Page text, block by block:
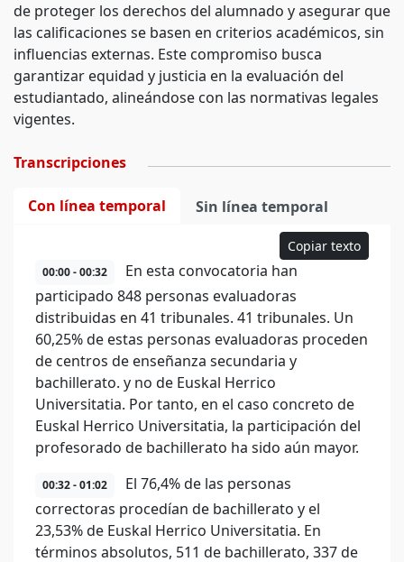
de proteger los derechos del alumnado y asegurar que
las calificaciones se basen en criterios académicos, sin
influencias externas. Este compromiso busca
garantizar equidad y justicia en la evaluación del
estudiantado, alineándose con las normativas legales
vigentes.
Transcripciones
Con línea temporal Sin línea temporal
Copiar texto
00:00 - 00:32
En esta convocatoria han
participado 848 personas evaluadoras
distribuidas en 41 tribunales. 41 tribunales. Un
60,25% de estas personas evaluadoras proceden
de centros de enseñanza secundaria y
bachillerato. y no de Euskal Herrico
Universitatia. Por tanto, en el caso concreto de
Euskal Herrico Universitatia, la participación del
profesorado de bachillerato ha sido aún mayor.
00:32 - 01:02
El 76,4% de las personas
correctoras procedían de bachillerato y el
23,53% de Euskal Herrico Universitatia. En
términos absolutos, 511 de bachillerato, 337 de